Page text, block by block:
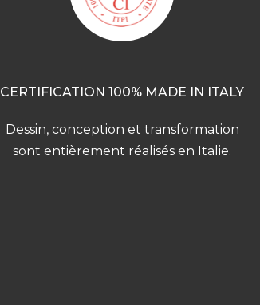
CERTIFICATION 100% MADE IN ITALY
Dessin, conception et transformation
sont entièrement réalisés en Italie.